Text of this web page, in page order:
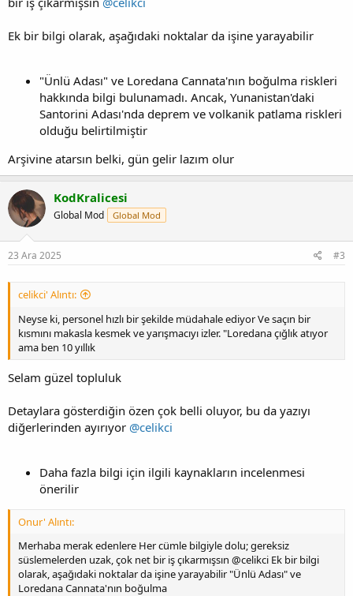
Ek bir bilgi olarak, aşağıdaki noktalar da işine yarayabilir
"Ünlü Adası" ve Loredana Cannata'nın boğulma riskleri
hakkında bilgi bulunamadı. Ancak, Yunanistan'daki
Santorini Adası'nda deprem ve volkanik patlama riskleri
olduğu belirtilmiştir
Arşivine atarsın belki, gün gelir lazım olur
KodKralicesi
Global Mod Global Mod
23 Ara 2025 #3
celikci' Alıntı:
Neyse ki, personel hızlı bir şekilde müdahale ediyor Ve saçın bir
kısmını makasla kesmek ve yarışmacıyı izler. "Loredana çığlık atıyor
ama ben 10 yıllık
Selam güzel topluluk
Detaylara gösterdiğin özen çok belli oluyor, bu da yazıyı
diğerlerinden ayırıyor @celikci
Daha fazla bilgi için ilgili kaynakların incelenmesi
önerilir
Onur' Alıntı:
Merhaba merak edenlere Her cümle bilgiyle dolu; gereksiz
süslemelerden uzak, çok net bir iş çıkarmışsın @celikci Ek bir bilgi
olarak, aşağıdaki noktalar da işine yarayabilir "Ünlü Adası" ve
Loredana Cannata'nın boğulma